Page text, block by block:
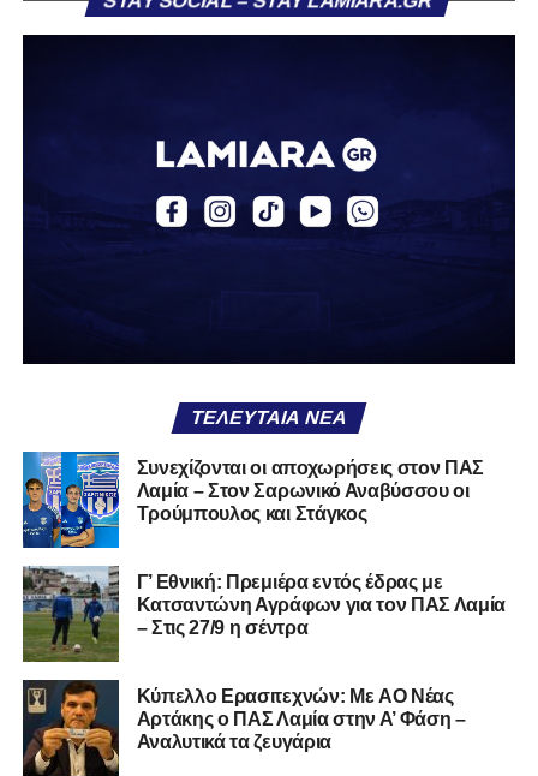
«Ο Α.Ο. Σαρωνικός Αναβύσσου ανακοινώνει την
περσινή σεζόν πραγματοποίησε γεμάτη χρονιά στη Γ’
Στο παρελθόν αγωνίστηκε στην ΑΕΚ Β’, με την οποία
κατέγραψε 10 συμμετοχές στη Super League 2, καθώς
επίσης σε Εθνικό και Ζάκυνθο. Ξεκίνησε την καριέρα του
στις 26 Σεπτεμβρίου 2021.
Καλωσορίζουμε τον Βασίλη στην οικογένεια του
Σαρωνικού και του ευχόμαστε υγεία και πολλές
επιτυχίες.»
Η ανακοίνωση για τον Χρυσόστομο Στάγκο
«Ο Α.Ο. Σαρωνικός Αναβύσσου ανακοινώνει την
απόκτηση του τερματοφύλακα Χρυσόστομου Στάγκου.
Ο 24χρονος τερματοφύλακας (γεννημένος στις
ΤΕΛΕΥΤΑΊΑ ΝΈΑ
Συνεχίζονται οι αποχωρήσεις στον ΠΑΣ
Λαμία – Στον Σαρωνικό Αναβύσσου οι
Τρούμπουλος και Στάγκος
Γ’ Εθνική: Πρεμιέρα εντός έδρας με
Κατσαντώνη Αγράφων για τον ΠΑΣ Λαμία
– Στις 27/9 η σέντρα
Kύπελλο Ερασιτεχνών: Με AO Nέας
Αρτάκης ο ΠΑΣ Λαμία στην Α’ Φάση –
Αναλυτικά τα ζευγάρια